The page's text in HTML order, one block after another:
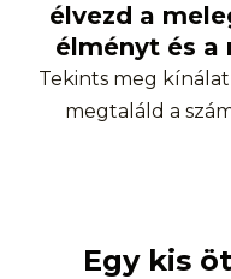
élvezd a
élményt és
Tekints meg
megtaláld a
Egy kis